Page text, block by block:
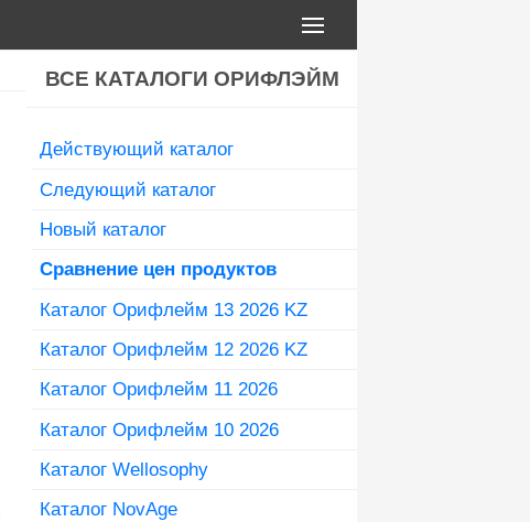
ВСЕ КАТАЛОГИ ОРИФЛЭЙМ
Действующий каталог
Следующий каталог
Новый каталог
Сравнение цен продуктов
Каталог Орифлейм 13 2026 KZ
Каталог Орифлейм 12 2026 KZ
Каталог Орифлейм 11 2026
Каталог Орифлейм 10 2026
Каталог Wellosophy
Каталог NovAge